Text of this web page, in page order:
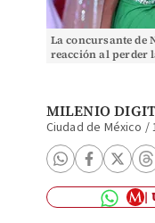
La concursante de
reacción al perder
MILENIO
Ciudad de México /